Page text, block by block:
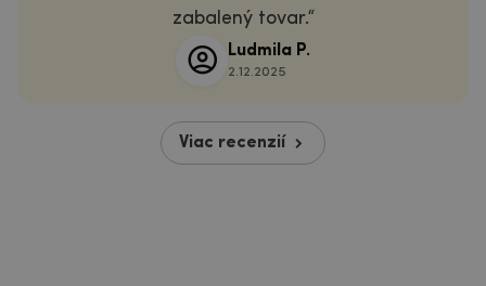
zabalený tovar.
Ludmila P.
2.12.2025
Viac recenzií